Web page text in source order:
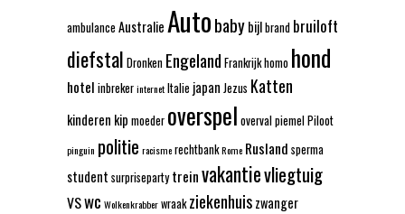
ambulance AustralieAutobabybijlbrand bruiloft
diefstal Dronken Engeland Frankrijkhomo hond
hotel inbrekerinternetItalie japan Jezus Katten
kinderen kip moeder overspel overvalpiemelPiloot
pinguin politie racismerechtbankRome Rusland sperma
student surpriseparty treinvakantievliegtuig
VSwc Wolkenkrabberwraak ziekenhuiszwanger